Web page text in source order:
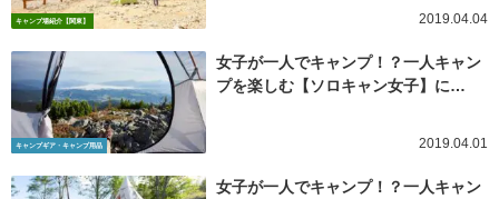
キャンプ場紹介【関東】 2019.04.04
キャンプギア・キャンプ用品
女子が一人でキャンプ！？一人キャン
プを楽しむ【ソロキャン女子】に…
2019.04.01
女子が一人でキャンプ！？一人キャン